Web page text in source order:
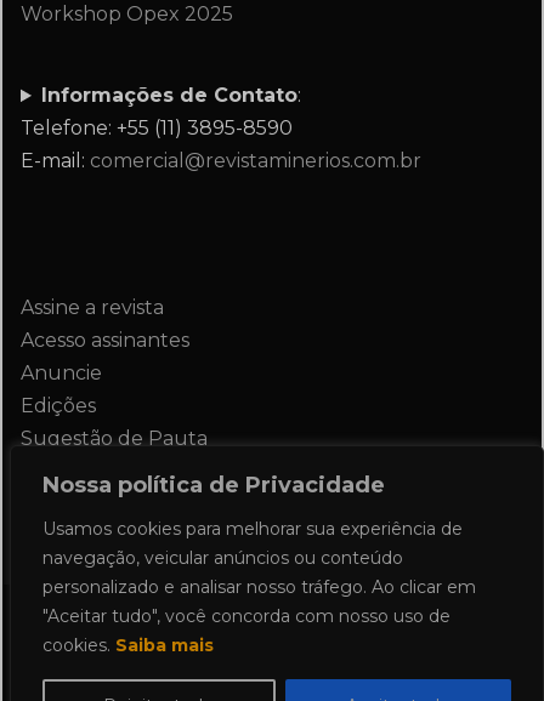
Nossa política de Privacidade
Usamos cookies para melhorar sua experiência de
navegação, veicular anúncios ou conteúdo
personalizado e analisar nosso tráfego. Ao clicar em
"Aceitar tudo", você concorda com nosso uso de
cookies. Saiba mais
Workshop Opex 2025
Informações de Contato:
Telefone: +55 (11) 3895-8590
E-mail: comercial@revistaminerios.com.br
Assine a revista
Acesso assinantes
Anuncie
Edições
Sugestão de Pauta
Contato
Todos os direitos reservados 2024.